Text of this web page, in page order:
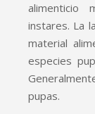
alimenticio
instares. La
material
especies
pupas.